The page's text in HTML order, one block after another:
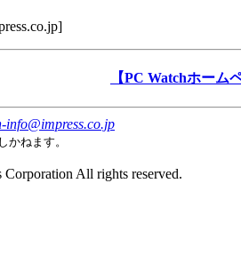
]
【PC Watchホーム
info@impress.co.jp
かねます。
All rights reserved.